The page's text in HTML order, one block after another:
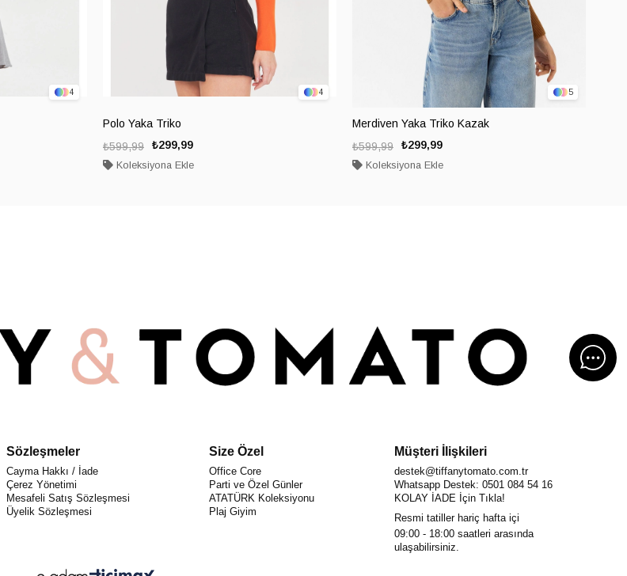
4 4
Polo Yaka Triko
₺299,99
₺599,99
Koleksiyona Ekle
5
Merdiven Yaka Triko Kazak
₺299,99
₺599,99
Koleksiyona Ekle
Sözleşmeler
Cayma Hakkı / İade
Çerez Yönetimi
Mesafeli Satış Sözleşmesi
Üyelik Sözleşmesi
Size Özel
Office Core
Parti ve Özel Günler
ATATÜRK Koleksiyonu
Plaj Giyim
Müşteri İlişkileri
destek@tiffanytomato.com.tr
Whatsapp Destek: 0501 084 54 16
KOLAY İADE İçin Tıkla!
Resmi tatiller hariç hafta içi
09:00 - 18:00saatleri arasında
ulaşabilirsiniz.